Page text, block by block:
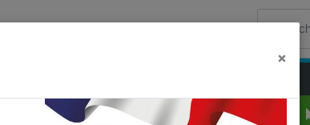
(CURRENT)DECOUVRIR ET PARTAGER(CURRENT)
×